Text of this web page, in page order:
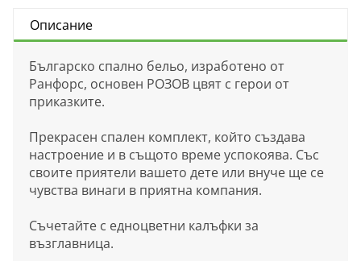
Описание
Българско спално бельо, изработено от
Ранфорс, основен РОЗОВ цвят с герои от
приказките.
Прекрасен спален комплект, който създава
настроение и в същото време успокоява. Със
своите приятели вашето дете или внуче ще се
чувства винаги в приятна компания.
Съчетайте с едноцветни калъфки за
възглавница.